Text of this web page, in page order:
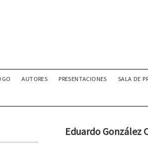
AUTORES PRESENTACIONES SALA DE
Eduardo González